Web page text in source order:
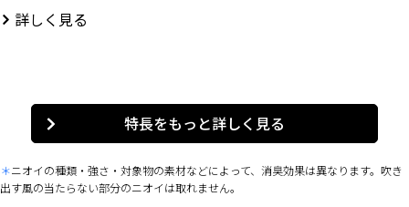
詳しく見る
特長をもっと詳しく見る
ニオイの種類・強さ・対象物の素材などによって、消臭効果は異なります。吹き
出す風の当たらない部分のニオイは取れません。